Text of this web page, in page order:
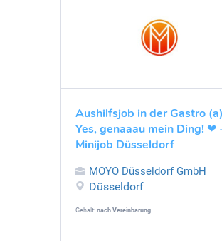
Aushilfsjob in der Gastro
Yes, genaaau mein Ding! ❤
Minijob Düsseldorf
MOYO Düsseldorf GmbH
Düsseldorf
Gehalt: nach Vereinbarung